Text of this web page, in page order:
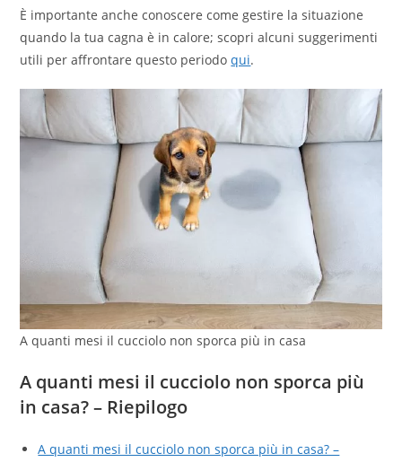
È importante anche conoscere come gestire la situazione
quando la tua cagna è in calore; scopri alcuni suggerimenti
utili per affrontare questo periodoqui.
A quanti mesi il cucciolo non sporca più in casa
A quanti mesi il cucciolo non sporca più
in casa? – Riepilogo
A quanti mesi il cucciolo non sporca più in casa? –